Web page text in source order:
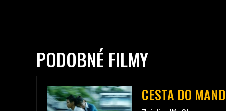
PODOBNÉ FILMY
CESTA DO